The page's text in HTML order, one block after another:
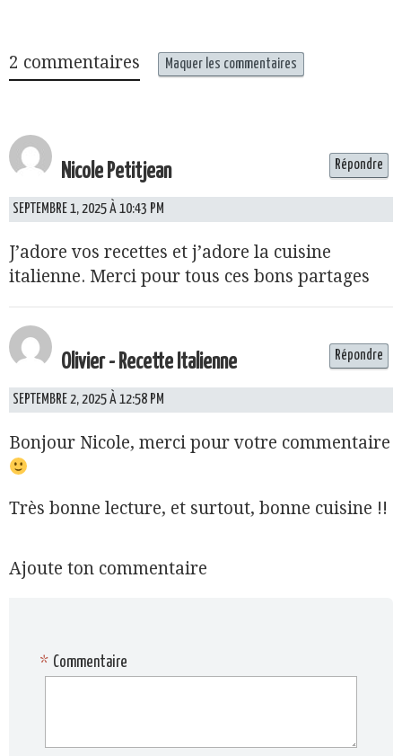
2 commentaires Maquer les commentaires
Nicole Petitjean
SEPTEMBRE 1, 2025 À 10:43 PM
J’adore vos recettes et j’adore la cuisine
italienne. Merci pour tous ces bons partages
Répondre
Olivier - Recette Italienne
SEPTEMBRE 2, 2025 À 12:58 PM
Bonjour Nicole, merci pour votre commentaire
Très bonne lecture, et surtout, bonne cuisine !!
Répondre
Ajoute ton commentaire
Commentaire
*